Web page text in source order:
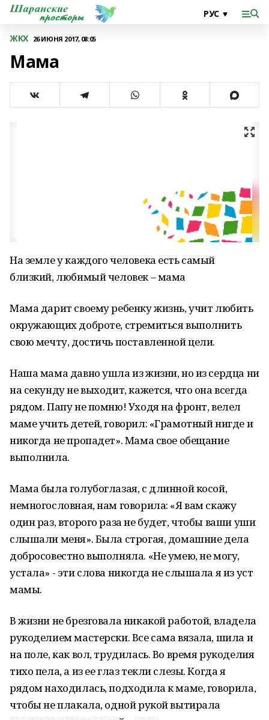
ЖКХ 26 ИЮНЯ 2017, 08:05
Мама
На земле у каждого человека есть самый
близкий, любимый человек – мама
Мама дарит своему ребенку жизнь, учит любить
окружающих доброте, стремиться выполнить
свою мечту, достичь поставленной цели.
Наша мама давно ушла из жизни, но из сердца ни
на секунду не выходит, кажется, что она всегда
рядом. Папу не помню! Уходя на фронт, велел
маме учить детей, говорил: «Грамотный нигде и
никогда не пропадет». Мама свое обещание
выполнила.
Мама была голубоглазая, с длинной косой,
немногословная, нам говорила: «Я вам скажу
один раз, второго раза не будет, чтобы ваши уши
слышали меня». Была строгая, домашние дела
добросовестно выполняла. «Не умею, не могу,
устала» - эти слова никогда не слышала я из уст
мамы.
В жизни не брезговала никакой работой, владела
рукоделием мастерски. Все сама вязала, шила и
на поле, как вол, трудилась. Во время рукоделия
тихо пела, а из ее глаз текли слезы. Когда я
рядом находилась, подходила к маме, говорила,
чтобы не плакала, одной рукой вытирала